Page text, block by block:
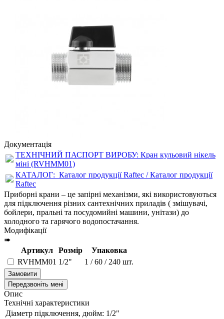
Документація
ТЕХНІЧНИЙ ПАСПОРТ ВИРОБУ: Кран кульовий нікель
міні (RVHMM01)
КАТАЛОГ: Каталог продукції Raftec / Каталог продукції
Raftec
Приборні крани – це запірні механізми, які використовуються
для підключення різних сантехнічних приладів ( змішувачі,
бойлери, пральні та посудомийні машини, унітази) до
холодного та гарячого водопостачання.
Модифікації
➠
Артикул
Розмір
Упаковка
RVHMM01 1/2" 1 / 60 / 240 шт.
Замовити
Передзвоніть мені
Опис
Технічні характеристики
Діаметр підключення, дюйм: 1/2"